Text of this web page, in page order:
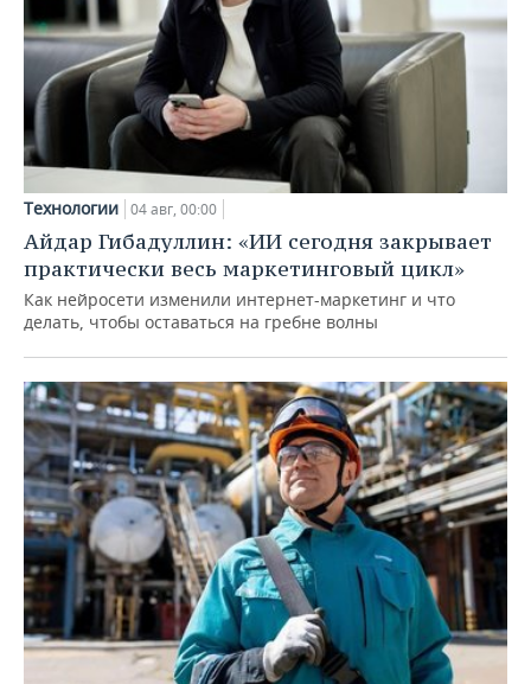
Технологии 04 авг, 00:00
Айдар Гибадуллин: «ИИ сегодня закрывает
практически весь маркетинговый цикл»
Как нейросети изменили интернет-маркетинг и что
делать, чтобы оставаться на гребне волны